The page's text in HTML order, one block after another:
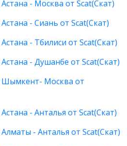
- Москва от Scat(Скат)
- Сиань от Scat(Скат)
- Тбилиси от Scat(Скат)
- Душанбе от Scat(Скат)
Москва от
- Анталья от Scat(Скат)
- Анталья от Scat(Скат)